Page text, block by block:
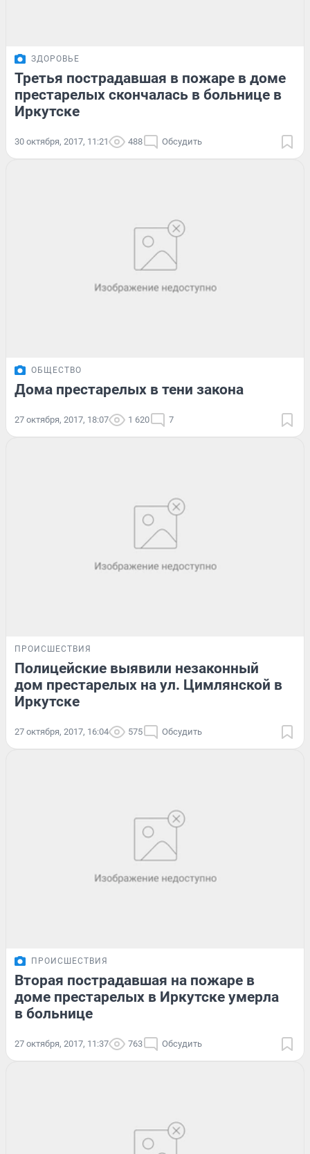
ЗДОРОВЬЕ
Третья пострадавшая в пожаре в доме
престарелых скончалась в больнице в
Иркутске
30 октября, 2017, 11:21 488 Обсудить
ОБЩЕСТВО
Дома престарелых в тени закона
27 октября, 2017, 18:07 1 620 7
ПРОИСШЕСТВИЯ
Полицейские выявили незаконный
дом престарелых на ул. Цимлянской в
Иркутске
27 октября, 2017, 16:04 575 Обсудить
ПРОИСШЕСТВИЯ
Вторая пострадавшая на пожаре в
доме престарелых в Иркутске умерла
в больнице
27 октября, 2017, 11:37 763 Обсудить